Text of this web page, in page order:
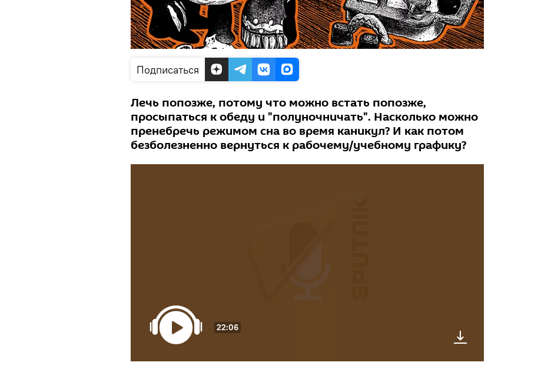
Подписаться
Лечь попозже, потому что можно встать попозже,
просыпаться к обеду и "полуночничать". Насколько можно
пренебречь режимом сна во время каникул? И как потом
безболезненно вернуться к рабочему/учебному графику?
22:06